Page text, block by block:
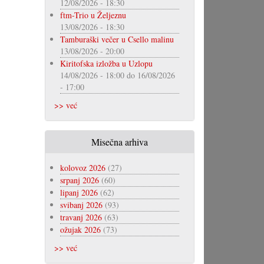
12/08/2026 - 18:30
ftm-Trio u Željeznu
13/08/2026 - 18:30
Tamburaški večer u Csello malinu
13/08/2026 - 20:00
Kiritofska izložba u Uzlopu
14/08/2026 - 18:00do 16/08/2026
- 17:00
>> već
Misečna arhiva
kolovoz 2026(27)
srpanj 2026(60)
lipanj 2026(62)
svibanj 2026(93)
travanj 2026(63)
ožujak 2026(73)
>> već